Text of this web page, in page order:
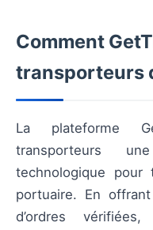
Comment
transporteurs
La plateforme
transporteurs
technologique
portuaire. En
d’ordres